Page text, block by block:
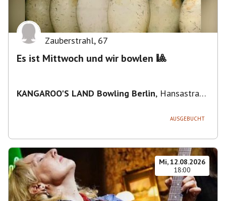
Zauberstrahl, 67
Es ist Mittwoch und wir bowlen 🎱
KANGAROO'S LAND Bowling Berlin, Hansastraße
AUSGEBUCHT
Mi, 12.08.2026
18:00